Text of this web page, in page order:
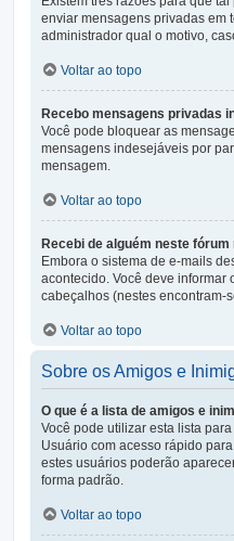
enviar mensagens privadas em
administrador qual o motivo,
Voltar ao topo
Recebo mensagens privadas
Você pode bloquear as
mensagens indesejáveis por
mensagem.
Voltar ao topo
Recebi de alguém neste
Embora o sistema de e-mails
acontecido. Você deve
cabeçalhos (nestes encontram-
Voltar ao topo
Sobre os Amigos e
O que é a lista de amigos e
Você pode utilizar esta lista
Usuário com acesso rápido
estes usuários poderão
forma padrão.
Voltar ao topo